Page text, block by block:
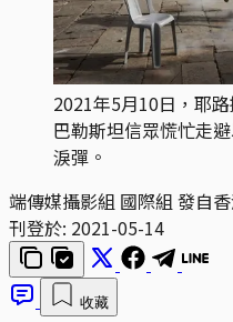
2021年5月10日，耶
巴勒斯坦信眾慌忙走
淚彈。
端傳媒攝影組 國際組 發自
刊登於: 2021-05-14
收藏